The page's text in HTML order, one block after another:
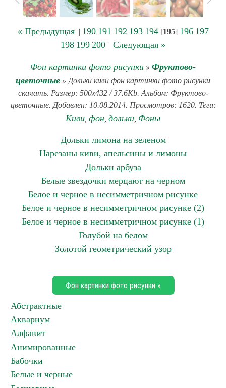
« Предыдущая| 190 191 192 193 194[195] 196 197
198 199 200 | Следующая »
Фон картинки фото рисунки » Фруктово-
цветочные » Дольки киви фон картинки фото рисунки
скачать. Размер: 500x432 / 37.6Kb. Альбом: Фруктово-
цветочные. Добавлен: 10.08.2014. Просмотров: 1620. Теги:
Киви фон дольки Фоны
Дольки лимона на зеленом
Нарезаны киви, апельсины и лимоны
Дольки арбуза
Белые звездочки мерцают на черном
Белое и черное в несимметричном рисунке
Белое и черное в несимметричном рисунке (2)
Белое и черное в несимметричном рисунке (1)
Голубой на белом
Золотой геометрический узор
Фон картинки фото рисунки »
Абстрактные
Аквариум
Алфавит
Анимированные
Бабочки
Белые и черные